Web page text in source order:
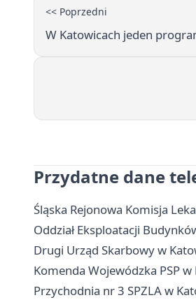
<< Poprzedni
W Katowicach jeden
Przydatne dane
Śląska Rejonowa Komisja
Oddział Eksploatacji
Drugi Urząd Skarbowy w
Komenda Wojewódzka PSP
Przychodnia nr 3 SPZLA w